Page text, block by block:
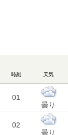
時刻 天気
01
曇り
02
曇り